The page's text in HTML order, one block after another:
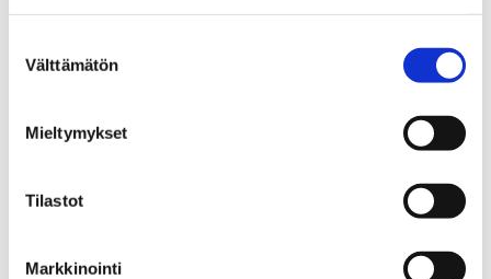
valinta
Välttämätön
Mieltymykset
Tilastot
Markkinointi
asioiden
muutoksenhakulautakunta ja
myöhästyneitä valituksia, ellei
painavaa syytä.